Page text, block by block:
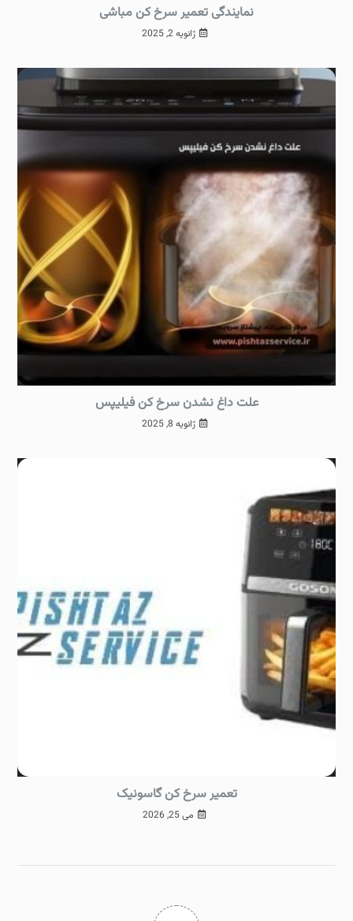
نمایندگی تعمیر سرخ کن مباشی
ژانویه 2, 2025
علت داغ نشدن سرخ کن فیلیپس
ژانویه 8, 2025
تعمیر سرخ کن گاسونیک
می 25, 2026